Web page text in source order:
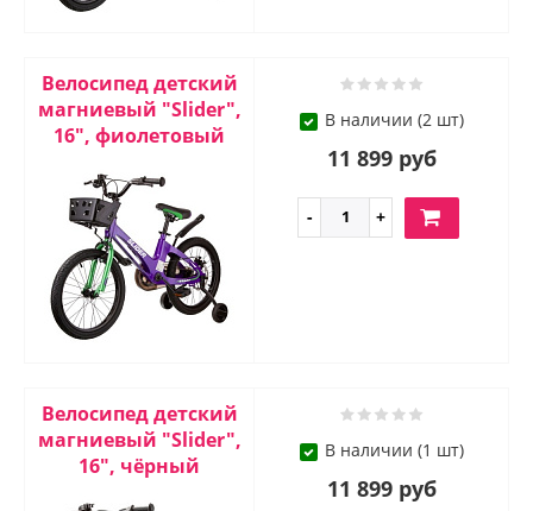
Велосипед детский
магниевый "Slider",
16", фиолетовый
В наличии (2 шт)
11 899 руб
Велосипед детский
магниевый "Slider",
16", чёрный
В наличии (1 шт)
11 899 руб